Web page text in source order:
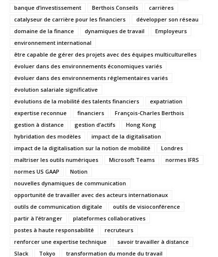
banque d’investissement
Berthois Conseils
carrières
catalyseur de carrière pour les financiers
développer son réseau
domaine de la finance
dynamiques de travail
Employeurs
environnement international
être capable de gérer des projets avec des équipes multiculturelles
évoluer dans des environnements économiques variés
évoluer dans des environnements réglementaires variés
évolution salariale significative
évolutions de la mobilité des talents financiers
expatriation
expertise reconnue
financiers
François-Charles Berthois
gestion à distance
gestion d’actifs
Hong Kong
hybridation des modèles
impact de la digitalisation
impact de la digitalisation sur la notion de mobilité
Londres
maîtriser les outils numériques
Microsoft Teams
normes IFRS
normes US GAAP
Notion
nouvelles dynamiques de communication
opportunité de travailler avec des acteurs internationaux
outils de communication digitale
outils de visioconférence
partir à l’étranger
plateformes collaboratives
postes à haute responsabilité
recruteurs
renforcer une expertise technique
savoir travailler à distance
Slack
Tokyo transformation du monde du travail